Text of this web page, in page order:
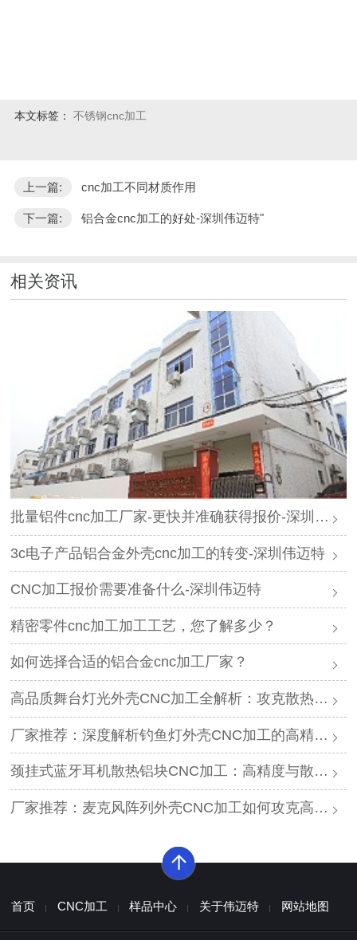
本文标签： 不锈钢cnc加工
上一篇: cnc加工不同材质作用
下一篇: 铝合金cnc加工的好处-深圳伟迈特"
相关资讯
批量铝件cnc加工厂家-更快并准确获得报价-深圳伟迈特
3c电子产品铝合金外壳cnc加工的转变-深圳伟迈特
CNC加工报价需要准备什么-深圳伟迈特
精密零件cnc加工加工工艺，您了解多少？
如何选择合适的铝合金cnc加工厂家？
高品质舞台灯光外壳CNC加工全解析：攻克散热与精度难题的厂家推荐
厂家推荐：深度解析钓鱼灯外壳CNC加工的高精度工艺与耐腐蚀方案
颈挂式蓝牙耳机散热铝块CNC加工：高精度与散热效能的平衡方案
厂家推荐：麦克风阵列外壳CNC加工如何攻克高精度与声学一致性难题？
首页 CNC加工 样品中心 关于伟迈特 网站地图